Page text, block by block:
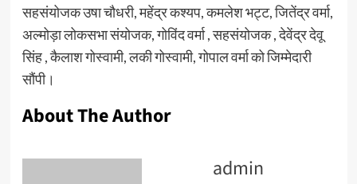
सहसंयोजक उषा चौधरी, महेंद्र कश्यप, कमलेश भट्ट, जितेंद्र वर्मा,
अल्मोड़ा लोकसभा संयोजक, गोविंद वर्मा , सहसंयोजक , देवेंद्र देवू
सिंह , कैलाश गोस्वामी, लकी गोस्वामी, गोपाल वर्मा को जिम्मेदारी
सौंपी।
About The Author
admin